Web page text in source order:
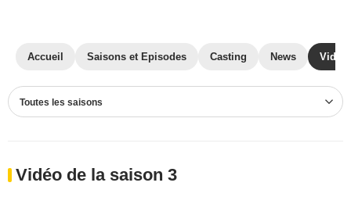
Accueil Saisons et Episodes Casting News
Toutes les saisons
Vidéo de la saison 3